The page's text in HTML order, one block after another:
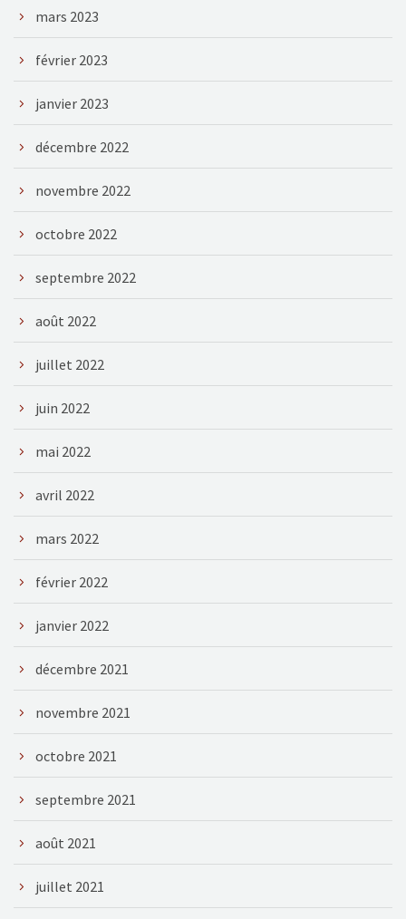
mars 2023
février 2023
janvier 2023
décembre 2022
novembre 2022
octobre 2022
septembre 2022
août 2022
juillet 2022
juin 2022
mai 2022
avril 2022
mars 2022
février 2022
janvier 2022
décembre 2021
novembre 2021
octobre 2021
septembre 2021
août 2021
juillet 2021